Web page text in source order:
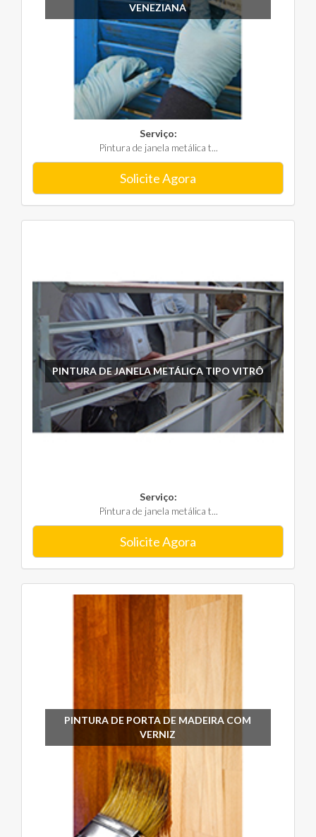
VENEZIANA
Serviço:
Pintura de janela metálica t...
Solicite Agora
PINTURA DE JANELA METÁLICA TIPO VITRÔ
Serviço:
Pintura de janela metálica t...
Solicite Agora
PINTURA DE PORTA DE MADEIRA COM
VERNIZ